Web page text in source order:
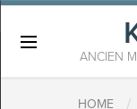
ANCIEN
HOME /